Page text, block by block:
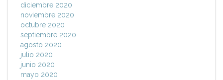
diciembre 2020
noviembre 2020
octubre 2020
septiembre 2020
agosto 2020
julio 2020
junio 2020
mayo 2020